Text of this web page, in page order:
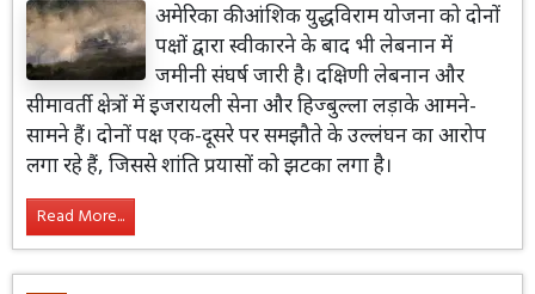
अमेरिका की आंशिक युद्धविराम योजना को दोनों
पक्षों द्वारा स्वीकारने के बाद भी लेबनान में
जमीनी संघर्ष जारी है। दक्षिणी लेबनान और
सीमावर्ती क्षेत्रों में इजरायली सेना और हिज्बुल्ला लड़ाके आमने-
सामने हैं। दोनों पक्ष एक-दूसरे पर समझौते के उल्लंघन का आरोप
लगा रहे हैं, जिससे शांति प्रयासों को झटका लगा है।
Read More...